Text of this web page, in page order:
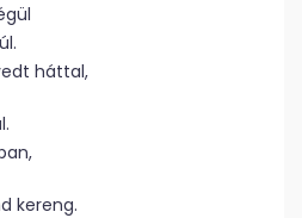
háttal,
kereng.